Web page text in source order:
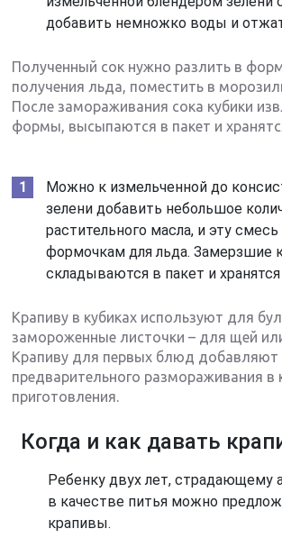
добавить немножко воды и
Полученный сок нужно разлить в
получения льда, поместить в
После замораживания сока кубики
формы, высыпаются в пакет и
Можно к измельченной до
зелени добавить небольшое
растительного масла, и эту
формочкам для льда. Замерзшие
складываются в пакет и
Крапиву в кубиках используют для
замороженные листочки – для щей
Крапиву для первых блюд добавляют
предварительного размораживания в
приготовления.
Когда и как давать
Ребенку двух лет, страдающему
в качестве питья можно
крапивы.